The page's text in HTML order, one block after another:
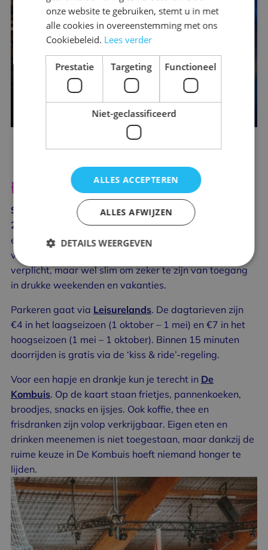
Handige informatie onze binnenspeeltuin
Schateiland Zeumerenligt inVoorthuizen
20 minuten
rijden vanafLunteren. Tickets bestel je
eenvoudig online, zowel losse dagkaarten als
voordelige 10-rittenkaarten. Reserveren is niet
verplicht, maar wel slim om zeker te zijn van toegang
in drukke weekenden en vakanties.
Parkeren gaat via Leisurelands. De dagtarieven zijn
€4 in het laagseizoen (1 oktober – 1 mei) en €7 in het
hoogseizoen (1 mei – 1 oktober). Binnen 15 minuten
doorrijden is gratis via de ‘kiss & ride’-regeling.
Voor een hapje en drankje kun je terecht in De
Kombuis. Op de kaart staan frietjes, pannenkoeken,
broodjes, snacks en ijsjes. Ook koffie, thee en
frisdranken zijn volop verkrijgbaar. Eigen eten en
drinken meenemen is niet toegestaan, maar dankzij de
ruime keuze in De Kombuis hoeft niemand honger te
lijden.
onze website te gebruiken, stemt u in met
alle cookies in overeenstemming met ons
Cookiebeleid. Lees verder
Prestatie Targeting Functioneel
Niet-geclassificeerd
ALLES ACCEPTEREN
ALLES AFWIJZEN
DETAILS WEERGEVEN